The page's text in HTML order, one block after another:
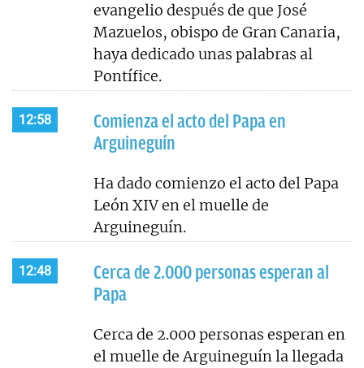
evangelio después de que José
Mazuelos, obispo de Gran Canaria,
haya dedicado unas palabras al
Pontífice.
12:58
Comienza el acto del Papa en
Arguineguín
Ha dado comienzo el acto del Papa
León XIV en el muelle de
Arguineguín.
12:48
Cerca de 2.000 personas esperan al
Papa
Cerca de 2.000 personas esperan en
el muelle de Arguineguín la llegada